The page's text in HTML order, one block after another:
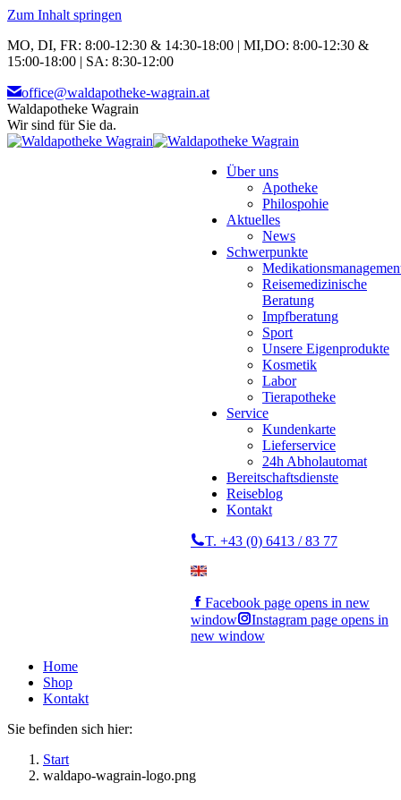
Zum Inhalt springen
MO, DI, FR: 8:00-12:30 & 14:30-18:00 | MI,DO: 8:00-12:30 &
15:00-18:00 | SA: 8:30-12:00
office@waldapotheke-wagrain.at
Waldapotheke Wagrain
Wir sind für Sie da.
Über uns
Apotheke
Philospohie
Aktuelles
News
Schwerpunkte
Reisemedizinische
Beratung
Impfberatung
Sport
Unsere Eigenprodukte
Kosmetik
Labor
Tierapotheke
Service
Kundenkarte
Lieferservice
24h Abholautomat
Bereitschaftsdienste
Reiseblog
Kontakt
T. +43 (0) 6413 / 83 77
Facebook page opens in new
window
Instagram page opens in
new window
Home
Shop
Kontakt
Sie befinden sich hier:
Start
waldapo-wagrain-logo.png